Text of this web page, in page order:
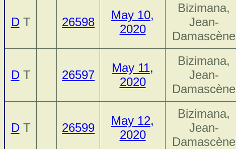
DT 26598
May 10,
2020
Bizimana,
Jean-
Damascène
DT 26597
May 11,
2020
Bizimana,
Jean-
Damascène
DT 26599
May 12,
2020
Bizimana,
Jean-
Damascène